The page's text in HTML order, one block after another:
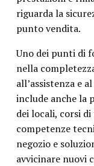
riguarda la
punto vendita.
Uno dei punti di
nella
all’assistenza e
include anche la
dei locali, corsi
competenze
negozio e
avvicinare nuovi